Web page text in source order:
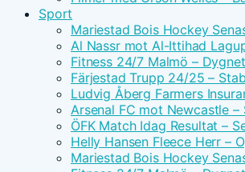
Sport
Mariestad Bois Hockey
Al Nassr mot Al-Ittihad
Fitness 24/7 Malmö –
Färjestad Trupp 24/25 –
Ludvig Åberg Farmers
Arsenal FC mot Newcastle
ÖFK Match Idag Resultat –
Helly Hansen Fleece Herr –
Mariestad Bois Hockey